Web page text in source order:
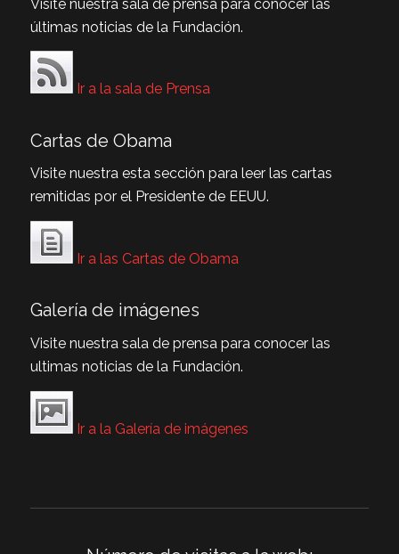
Visite nuestra sala de prensa para conocer las
últimas noticias de la Fundación.
Ir a la sala de Prensa
Cartas de Obama
Visite nuestra esta sección para leer las cartas
remitidas por el Presidente de EEUU.
Ir a las Cartas de Obama
Galería de imágenes
Visite nuestra sala de prensa para conocer las
ultimas noticias de la Fundación.
Ir a la Galería de imágenes